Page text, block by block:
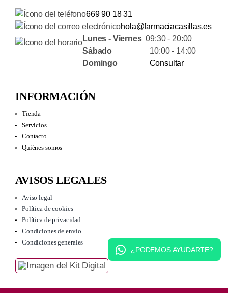
669 90 18 31
hola@farmaciacasillas.es
Lunes - Viernes09:30 - 20:00
Sábado 10:00 - 14:00
Domingo
Consultar
INFORMACIÓN
Tienda
Servicios
Contacto
Quiénes somos
AVISOS LEGALES
Aviso legal
Política de cookies
Política de privacidad
Condiciones de envío
Condiciones generales
¿PODEMOS AYUDARTE?